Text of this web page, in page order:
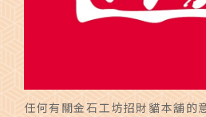
任何有關金石工坊招財貓本舖的